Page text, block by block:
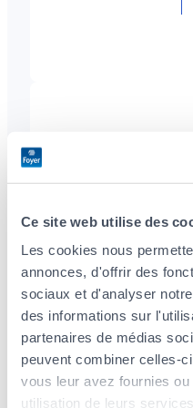
Ce site web utilise des
Les cookies nous
annonces, d'offrir des
sociaux et d'analyser
des informations sur
partenaires de médias
peuvent combiner celles-
vous leur avez fournies
utilisation de leurs services.
Matricule